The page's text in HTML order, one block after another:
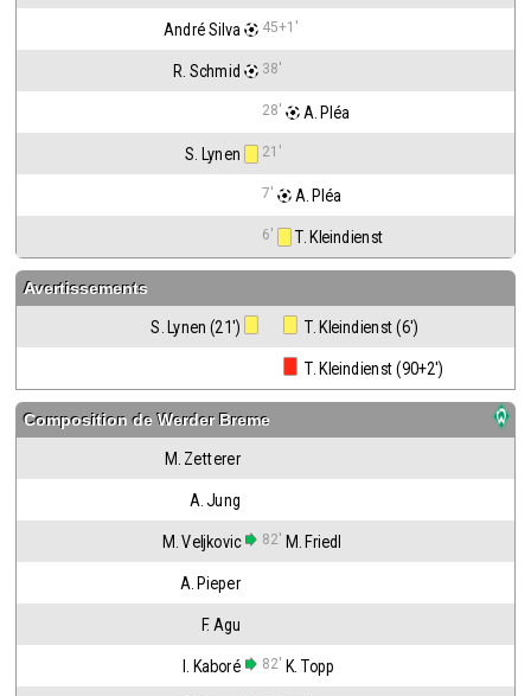
André Silva 45+1'
R. Schmid 38'
28' A. Pléa
S. Lynen 21'
7' A. Pléa
6' T. Kleindienst
Avertissements
S. Lynen (21') T. Kleindienst (6')
T. Kleindienst (90+2')
Composition deWerder Breme
M. Zetterer
A. Jung
M. Veljkovic 82' M. Friedl
A. Pieper
F. Agu
I. Kaboré 82' K. Topp